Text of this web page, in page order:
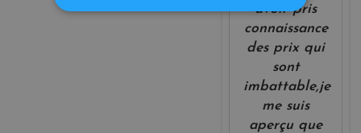
avoir pris
connaissance
des prix qui
sont
imbattable,je
me suis
aperçu que